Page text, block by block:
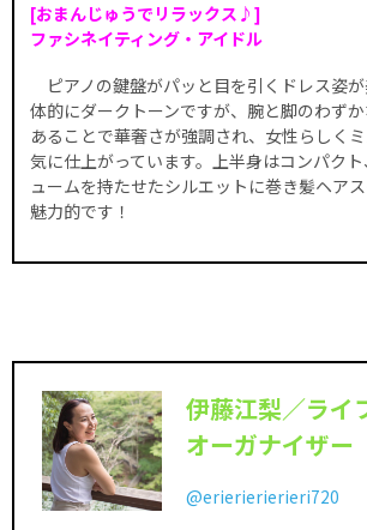
[おまんじゅうでリラックス♪]
ファシネイティング・アイドル
ピアノの鍵盤がパッと目を引くドレス姿
体的にダークトーンですが、腕と脚のわず
あることで華奢さが強調され、女性らしく
気に仕上がっています。上半身はコンパク
ュームを持たせたシルエットに巻き髪ヘア
魅力的です！
伊藤江梨／ライ
オーガナイザー
@erierierierieri720